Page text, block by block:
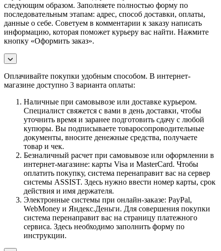
следующим образом. Заполняете полностью форму по
последовательным этапам: адрес, способ доставки, оплаты,
данные о себе. Советуем в комментарии к заказу написать
информацию, которая поможет курьеру вас найти. Нажмите
кнопку «Оформить заказ».
Оплачивайте покупки удобным способом. В интернет-
магазине доступно 3 варианта оплаты:
Наличные при самовывозе или доставке курьером.
Специалист свяжется с вами в день доставки, чтобы
уточнить время и заранее подготовить сдачу с любой
купюры. Вы подписываете товаросопроводительные
документы, вносите денежные средства, получаете
товар и чек.
Безналичный расчет при самовывозе или оформлении в
интернет-магазине: карты Visa и MasterCard. Чтобы
оплатить покупку, система перенаправит вас на сервер
системы ASSIST. Здесь нужно ввести номер карты, срок
действия и имя держателя.
Электронные системы при онлайн-заказе: PayPal,
WebMoney и Яндекс.Деньги. Для совершения покупки
система перенаправит вас на страницу платежного
сервиса. Здесь необходимо заполнить форму по
инструкции.